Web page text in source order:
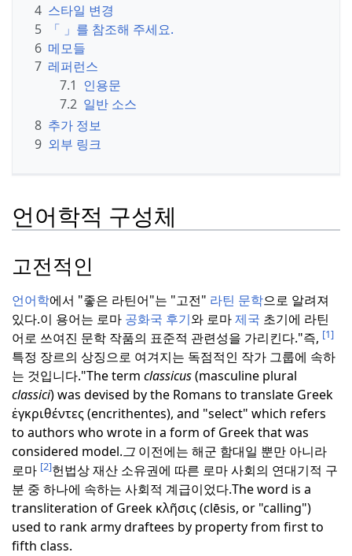
4 스타일 변경
5
「 」를 참조해 주세요.
6 메모들
7 레퍼런스
7.1 인용문
7.2 일반 소스
8 추가 정보
9 외부 링크
언어학적 구성체
고전적인
언어학에서 "좋은 라틴어"는 "고전" 라틴 문학으로 알려져
있다.이 용어는 로마 공화국 후기와 로마제국 초기에 라틴
어로 쓰여진 문학 작품의 표준적 관련성을 가리킨다."즉, [1]
특정 장르의 상징으로 여겨지는 독점적인 작가 그룹에 속하
는 것입니다."The term classicus(masculine plural
classici) was devised by the Romans to translate Greek
ἐγκριθέντες (encrithentes), and "select" which refers
to authors who wrote in a form of Greek that was
considered model.그 이전에는 해군 함대일 뿐만 아니라
로마 [2]헌법상 재산 소유권에 따른 로마 사회의 연대기적 구
분 중 하나에 속하는 사회적 계급이었다.The word is a
transliteration of Greek κλῆσις (clēsis, or "calling")
used to rank army draftees by property from first to
fifth class.